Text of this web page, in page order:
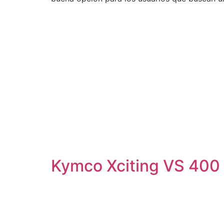
Kymco Xciting VS